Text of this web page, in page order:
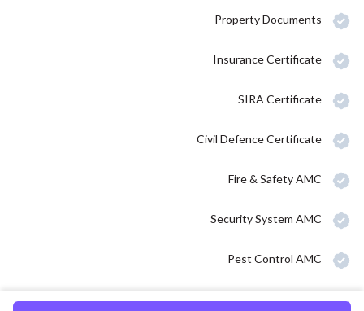
Property Documents
Insurance Certificate
SIRA Certificate
Civil Defence Certificate
Fire & Safety AMC
Security System AMC
Pest Control AMC